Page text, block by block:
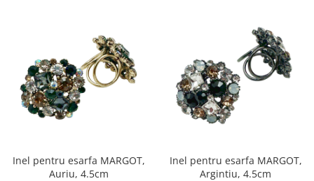
Inel pentru esarfa MARGOT,
Auriu, 4.5cm
Inel pentru esarfa MARGOT,
Argintiu, 4.5cm